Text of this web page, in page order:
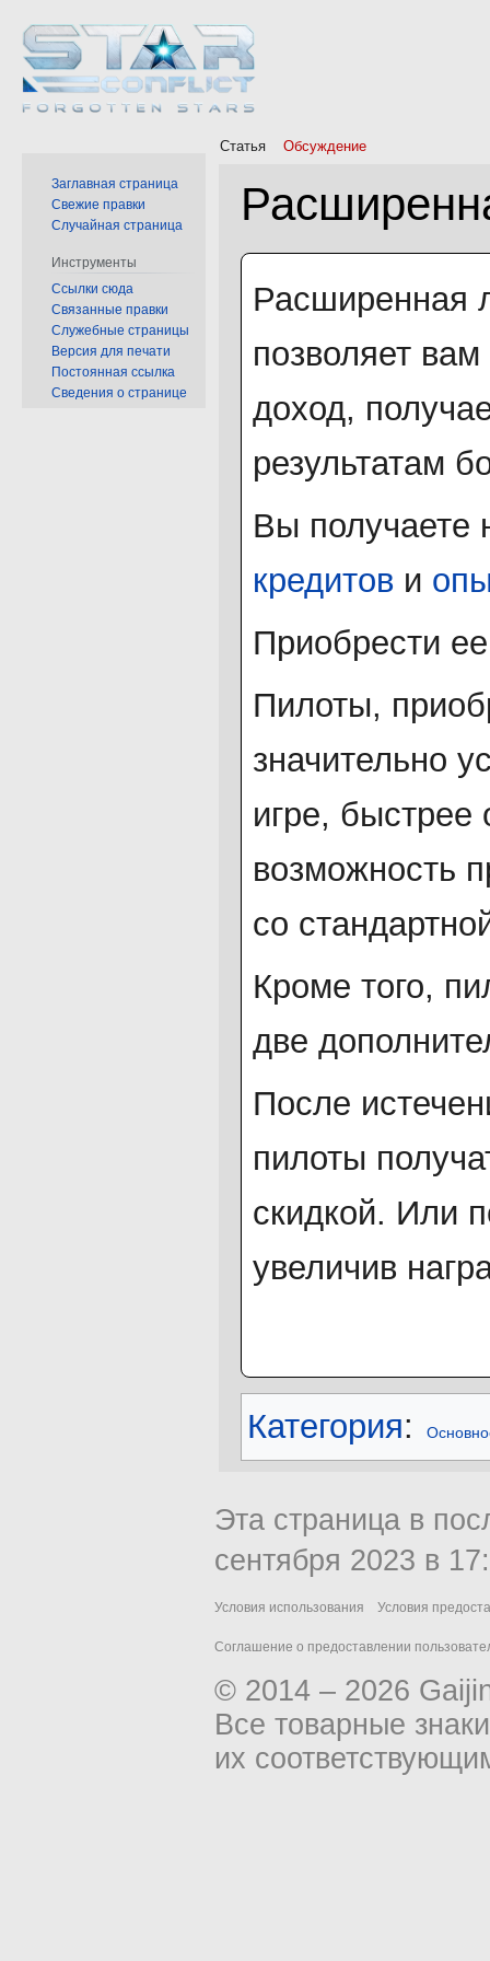
Перейти
навигации
Перейти
поиску
Расширенная
позволяет
доход,
результатам
Вы получаете
кредитов и
Приобрести
Пилоты,
значительно
игре,
возможность
со
Кроме того,
две
После
пилоты
скидкой. Или
увеличив
Категория:
Статья Обсуждение
Заглавная страница
Свежие правки
Случайная страница
Инструменты
Ссылки сюда
Связанные правки
Служебные страницы
Версия для печати
Постоянная ссылка
Сведения о странице
Эта страница в
сентября 2023 в
Условия использования Условия
Соглашение о предоставлении
© 2014 – 2026
Все товарные
их